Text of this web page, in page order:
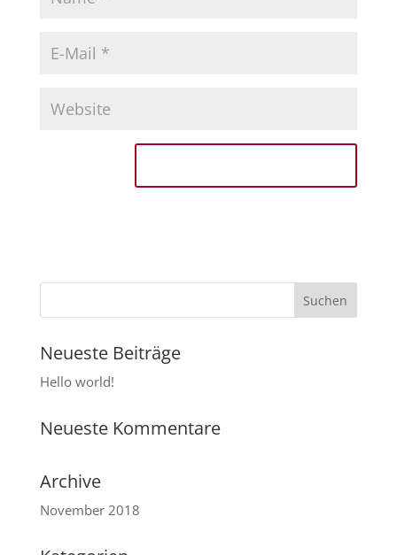
Neueste Beiträge
Hello world!
Neueste Kommentare
Archive
November 2018